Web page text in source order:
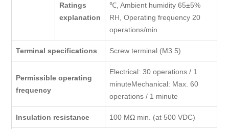
Ratings
explanation
℃, Ambient humidity 65±5%
RH, Operating frequency 20
operations/min
Terminal specifications Screw terminal (M3.5)
Permissible operating
frequency
Electrical: 30 operations / 1
minuteMechanical: Max. 60
operations / 1 minute
Insulation resistance 100 MΩ min. (at 500 VDC)